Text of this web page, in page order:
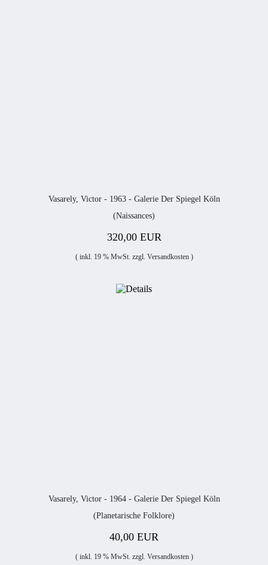
Vasarely, Victor - 1963 - Galerie Der Spiegel Köln
(Naissances)
320,00 EUR
( inkl. 19 % MwSt. zzgl. Versandkosten)
Vasarely, Victor - 1964 - Galerie Der Spiegel Köln
(Planetarische Folklore)
40,00 EUR
( inkl. 19 % MwSt. zzgl. Versandkosten)